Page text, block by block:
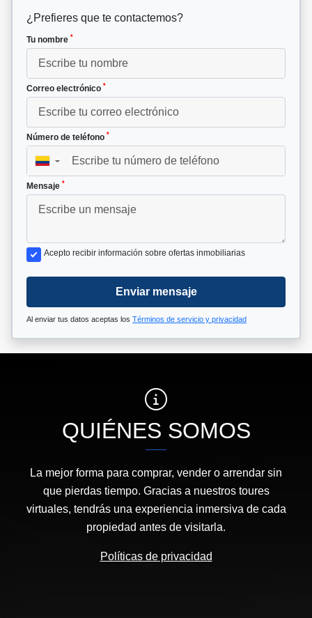
¿Prefieres que te contactemos?
Tu nombre *
Correo electrónico *
Número de teléfono *
▼
Mensaje *
Acepto recibir información sobre ofertas inmobiliarias
Enviar mensaje
Al enviar tus datos aceptas los Términos de servicio y privacidad
QUIÉNES SOMOS
La mejor forma para comprar, vender o arrendar sin
que pierdas tiempo. Gracias a nuestros toures
virtuales, tendrás una experiencia inmersiva de cada
propiedad antes de visitarla.
Políticas de privacidad